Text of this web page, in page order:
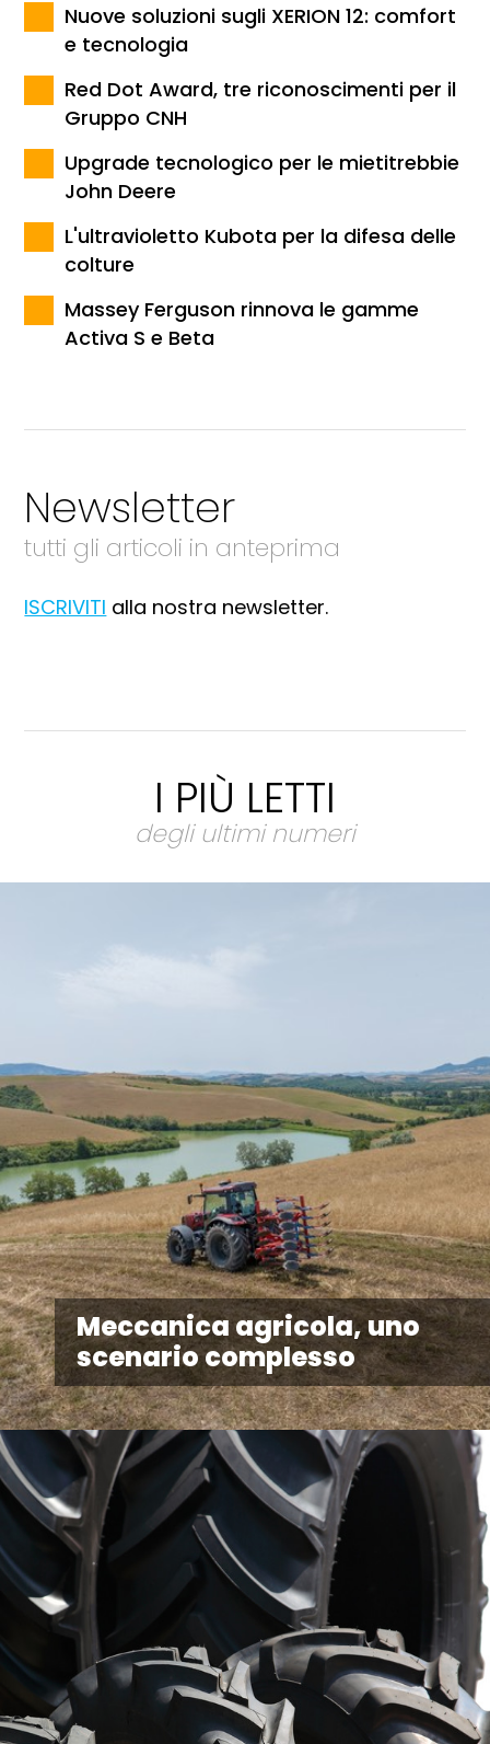
Nuove soluzioni sugli XERION 12: comfort
e tecnologia
Red Dot Award, tre riconoscimenti per il
Gruppo CNH
Upgrade tecnologico per le mietitrebbie
John Deere
L'ultravioletto Kubota per la difesa delle
colture
Massey Ferguson rinnova le gamme
Activa S e Beta
Newsletter
tutti gli articoli in anteprima
ISCRIVITI alla nostra newsletter.
I PIÙ LETTI
degli ultimi numeri
Meccanica agricola, uno
scenario complesso